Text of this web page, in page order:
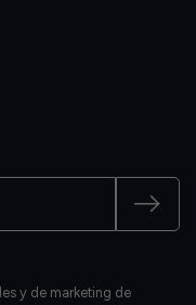
y de marketing de